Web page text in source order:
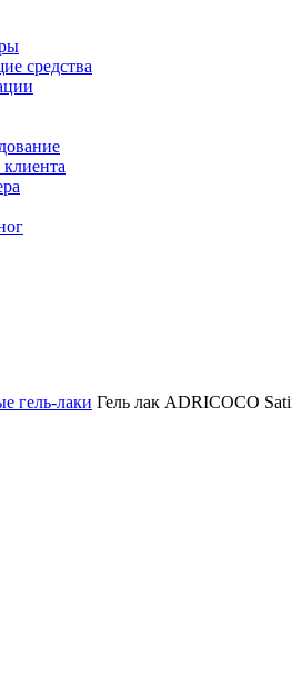
средства
гель-лаки Гель лак ADRICOCO